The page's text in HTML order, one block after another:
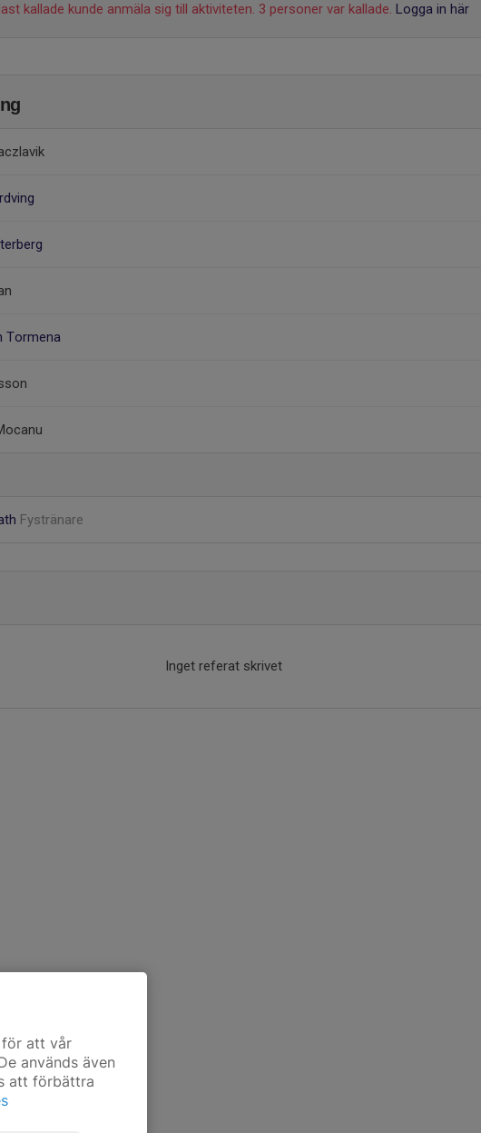
kallade kunde anmäla sig till aktiviteten. 3 personer var kallade. Logga in här
Tormena
Fystränare
Inget referat skrivet
för att vår
används även
att förbättra